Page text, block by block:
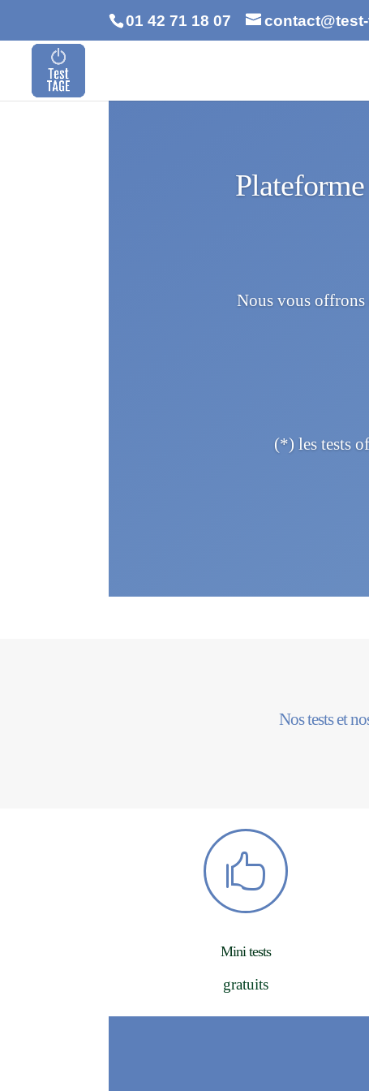
01 42 71 18 07
Nous vous offrons
(*) les tests
Nos tests et

Mini tests
gratuits